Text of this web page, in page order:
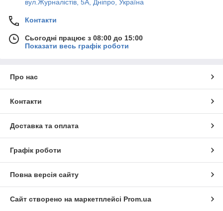
вул.Журналістів, 5А, Дніпро, Україна
Контакти
Сьогодні працює з 08:00 до 15:00
Показати весь графік роботи
Про нас
Контакти
Доставка та оплата
Графік роботи
Повна версія сайту
Сайт створено на маркетплейсі Prom.ua